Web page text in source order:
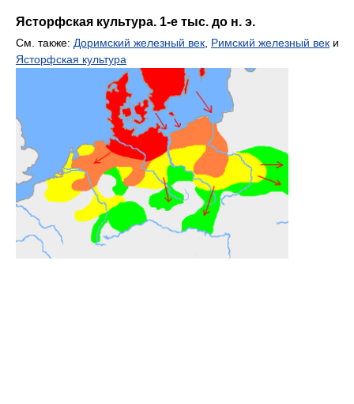
Ясторфская культура. 1-е тыс. до н. э.
См. также: Доримский железный век Римский железный век и
Ясторфская культура